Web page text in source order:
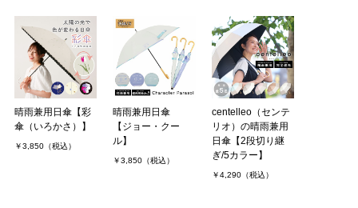
晴雨兼用日傘【彩
傘（いろかさ）】
￥3,850（税込）
晴雨兼用日傘
【ジョー・クー
ル】
￥3,850（税込）
centelleo（センテ
リオ）の晴雨兼用
日傘【2段切り継
ぎ/5カラー】
￥4,290（税込）